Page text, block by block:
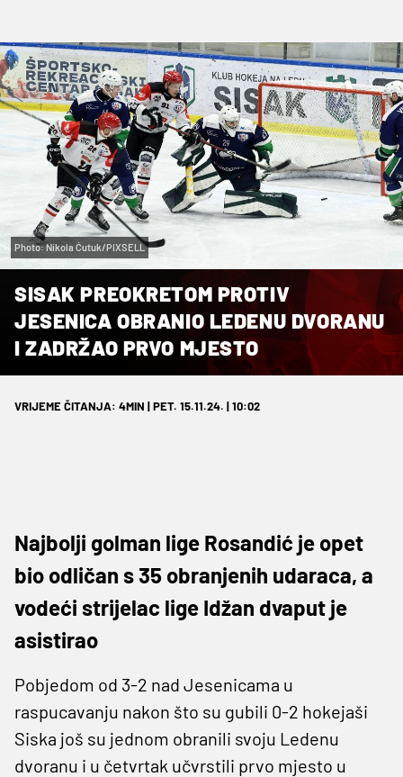
Photo: Nikola Ćutuk/PIXSELL
SISAK PREOKRETOM PROTIV
JESENICA OBRANIO LEDENU DVORANU
I ZADRŽAO PRVO MJESTO
VRIJEME ČITANJA: 4MIN | PET. 15.11.24. | 10:02
Najbolji golman lige Rosandić je opet
bio odličan s 35 obranjenih udaraca, a
vodeći strijelac lige Idžan dvaput je
asistirao
Pobjedom od 3-2 nad Jesenicama u
raspucavanju nakon što su gubili 0-2 hokejaši
Siska još su jednom obranili svoju Ledenu
dvoranu i u četvrtak učvrstili prvo mjesto u